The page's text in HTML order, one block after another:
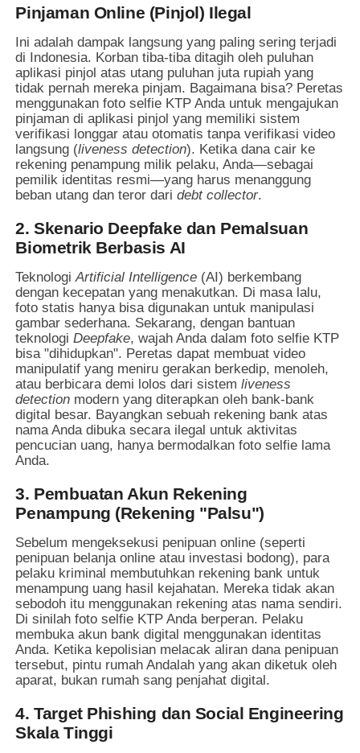
Pinjaman Online (Pinjol) Ilegal
Ini adalah dampak langsung yang paling sering terjadi
di Indonesia. Korban tiba-tiba ditagih oleh puluhan
aplikasi pinjol atas utang puluhan juta rupiah yang
tidak pernah mereka pinjam. Bagaimana bisa? Peretas
menggunakan foto selfie KTP Anda untuk mengajukan
pinjaman di aplikasi pinjol yang memiliki sistem
verifikasi longgar atau otomatis tanpa verifikasi video
langsung (liveness detection). Ketika dana cair ke
rekening penampung milik pelaku, Anda—sebagai
pemilik identitas resmi—yang harus menanggung
beban utang dan teror daridebt collector.
2. Skenario Deepfake dan Pemalsuan
Biometrik Berbasis AI
TeknologiArtificial Intelligence (AI) berkembang
dengan kecepatan yang menakutkan. Di masa lalu,
foto statis hanya bisa digunakan untuk manipulasi
gambar sederhana. Sekarang, dengan bantuan
teknologiDeepfake, wajah Anda dalam foto selfie KTP
bisa "dihidupkan". Peretas dapat membuat video
manipulatif yang meniru gerakan berkedip, menoleh,
atau berbicara demi lolos dari sistemliveness
detection modern yang diterapkan oleh bank-bank
digital besar. Bayangkan sebuah rekening bank atas
nama Anda dibuka secara ilegal untuk aktivitas
pencucian uang, hanya bermodalkan foto selfie lama
Anda.
3. Pembuatan Akun Rekening
Penampung (Rekening "Palsu")
Sebelum mengeksekusi penipuan online (seperti
penipuan belanja online atau investasi bodong), para
pelaku kriminal membutuhkan rekening bank untuk
menampung uang hasil kejahatan. Mereka tidak akan
sebodoh itu menggunakan rekening atas nama sendiri.
Di sinilah foto selfie KTP Anda berperan. Pelaku
membuka akun bank digital menggunakan identitas
Anda. Ketika kepolisian melacak aliran dana penipuan
tersebut, pintu rumah Andalah yang akan diketuk oleh
aparat, bukan rumah sang penjahat digital.
4. Target Phishing dan Social Engineering
Skala Tinggi